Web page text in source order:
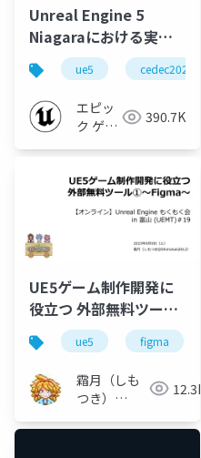
Unreal Engine 5
Niagaraにおける実践
的な最適化とスケーラ
ビリティ【CEDEC
2023】
ue5 cedec2023
エピッ
ク ゲー
390.7K
UE5ゲーム制作開発に
役立つ 外部無料ツール
①～Figma～
ue5 figma
霜月（しも
つき）
12.3K